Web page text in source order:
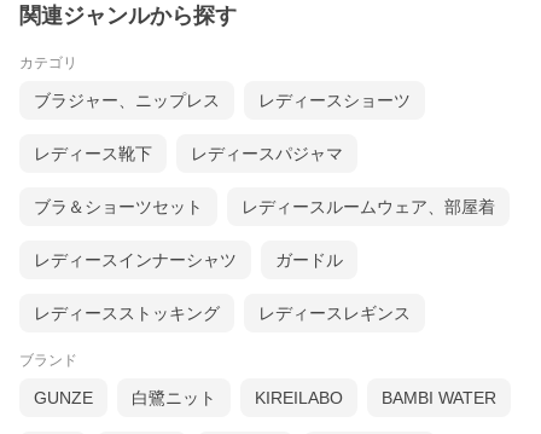
ルとソフトなフィット感でふんわりと軽い着け心地がデイ
生地について
関連ジャンルから探す
カテゴリ
ブラジャー、ニップレス レディースショーツ
レディース靴下 レディースパジャマ
ブラ＆ショーツセット レディースルームウェア、部屋着
レディースインナーシャツ ガードル
レディースストッキング レディースレギンス
ブランド
GUNZE 白鷺ニット KIREILABO BAMBI WATER